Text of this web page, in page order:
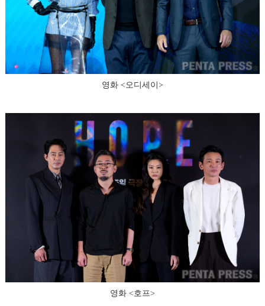
영화 <오디세이>
영화 <호프>